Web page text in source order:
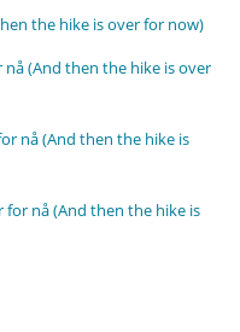
the hike is over for now)
(And then the hike is over
nå (And then the hike is
for nå (And then the hike is